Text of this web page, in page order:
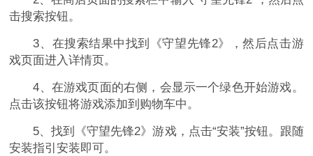
击搜索按钮。
3、在搜索结果中找到《守望先锋2》，然后点击游
戏页面进入详情页。
4、在游戏页面的右侧，会显示一个绿色开始游戏。
点击该按钮将游戏添加到购物车中。
5、找到《守望先锋2》游戏，点击“安装”按钮。跟随
安装指引安装即可。